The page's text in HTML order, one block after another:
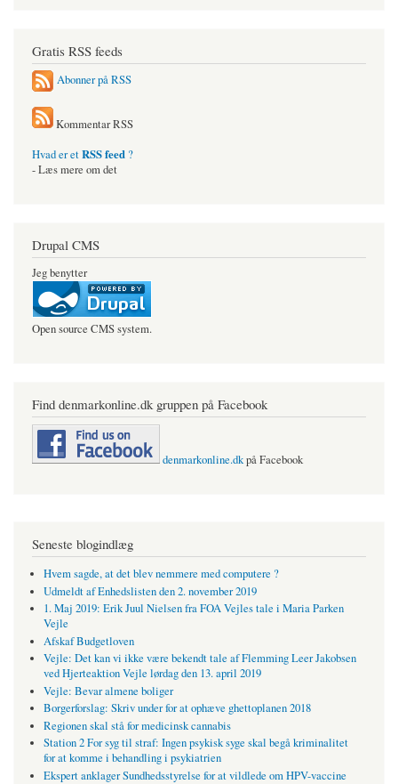
Gratis RSS feeds
Abonner på RSS
Kommentar RSS
Hvad er etRSS feed ?
- Læs mere om det
Drupal CMS
Jeg benytter
Open source CMS system.
Find denmarkonline.dk gruppen på Facebook
denmarkonline.dkpå Facebook
Seneste blogindlæg
Hvem sagde, at det blev nemmere med computere ?
Udmeldt af Enhedslisten den 2. november 2019
1. Maj 2019: Erik Juul Nielsen fra FOA Vejles tale i Maria Parken
Vejle
Afskaf Budgetloven
Vejle: Det kan vi ikke være bekendt tale af Flemming Leer Jakobsen
ved Hjerteaktion Vejle lørdag den 13. april 2019
Vejle: Bevar almene boliger
Borgerforslag: Skriv under for at ophæve ghettoplanen 2018
Regionen skal stå for medicinsk cannabis
Station 2 For syg til straf: Ingen psykisk syge skal begå kriminalitet
for at komme i behandling i psykiatrien
Ekspert anklager Sundhedsstyrelse for at vildlede om HPV-vaccine